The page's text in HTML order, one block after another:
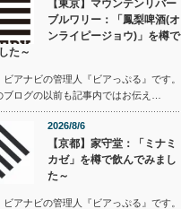
【東京】マウンテンリバー
ブルワリー：「鳳梨啤酒(オ
ンライピージョウ)」を樽で
た～
ビアナビの管理人『ビアっぷる』です。
ブログの以前も記事内ではお伝え…
2026/8/6
【京都】家守堂：「ミナミ
カゼ」を樽で飲んでみまし
た～
ビアナビの管理人『ビアっぷる』です。